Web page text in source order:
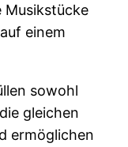
Musikstücke
einem
sowohl
gleichen
ermöglichen